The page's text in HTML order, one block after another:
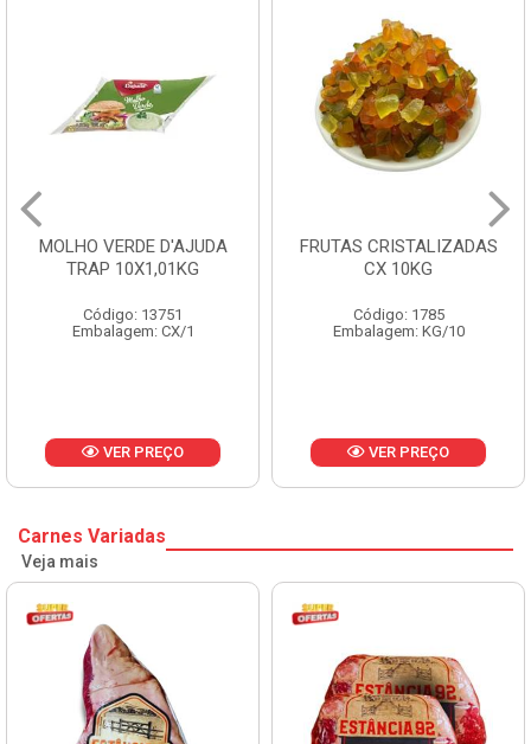
MOLHO VERDE D'AJUDA
TRAP 10X1,01KG
Código: 13751
Embalagem: CX/1
VER PREÇO
FRUTAS CRISTALIZADAS
CX 10KG
Código: 1785
Embalagem: KG/10
VER PREÇO
Carnes Variadas
Veja mais